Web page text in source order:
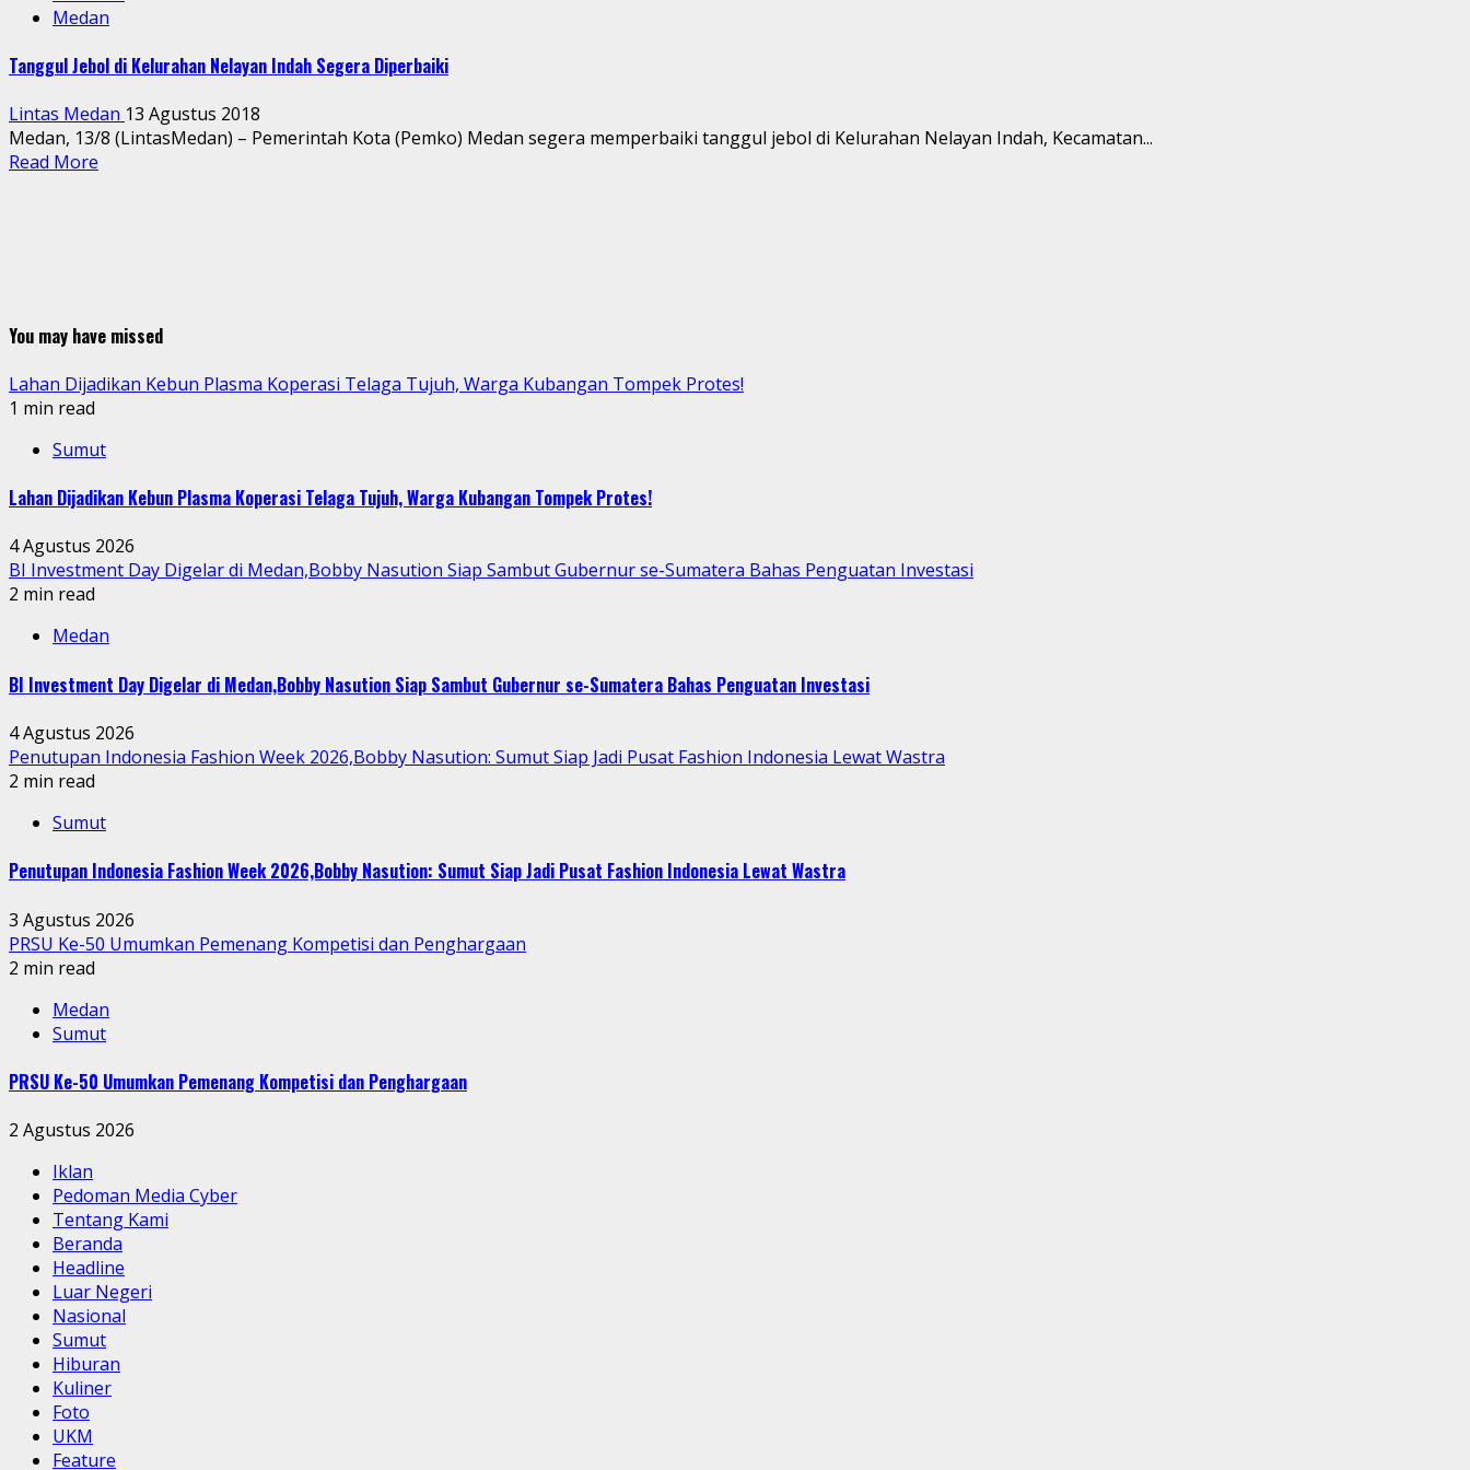
Medan
Tanggul Jebol di Kelurahan Nelayan Indah Segera Diperbaiki
Lintas Medan 13 Agustus 2018
Medan, 13/8 (LintasMedan) – Pemerintah Kota (Pemko) Medan segera memperbaiki tanggul jebol di Kelurahan Nelayan Indah, Kecamatan...
Read More
You may have missed
Lahan Dijadikan Kebun Plasma Koperasi Telaga Tujuh, Warga Kubangan Tompek Protes!
1 min read
Sumut
Lahan Dijadikan Kebun Plasma Koperasi Telaga Tujuh, Warga Kubangan Tompek Protes!
4 Agustus 2026
BI Investment Day Digelar di Medan,Bobby Nasution Siap Sambut Gubernur se-Sumatera Bahas Penguatan Investasi
2 min read
Medan
BI Investment Day Digelar di Medan,Bobby Nasution Siap Sambut Gubernur se-Sumatera Bahas Penguatan Investasi
4 Agustus 2026
Penutupan Indonesia Fashion Week 2026,Bobby Nasution: Sumut Siap Jadi Pusat Fashion Indonesia Lewat Wastra
2 min read
Sumut
Penutupan Indonesia Fashion Week 2026,Bobby Nasution: Sumut Siap Jadi Pusat Fashion Indonesia Lewat Wastra
3 Agustus 2026
PRSU Ke-50 Umumkan Pemenang Kompetisi dan Penghargaan
2 min read
Medan
Sumut
PRSU Ke-50 Umumkan Pemenang Kompetisi dan Penghargaan
2 Agustus 2026
Iklan
Pedoman Media Cyber
Tentang Kami
Beranda
Headline
Luar Negeri
Nasional
Sumut
Hiburan
Kuliner
Foto
UKM
Feature